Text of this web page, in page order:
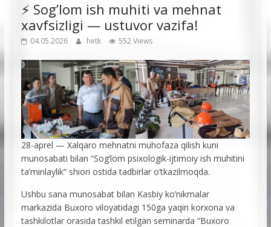
⚡️ Sog’lom ish muhiti va mehnat
xavfsizligi — ustuvor vazifa!
04.05.2026 hetk 552 Views
28-aprel — Xalqaro mehnatni muhofaza qilish kuni
munosabati bilan “Sog‘lom psixologik-ijtimoiy ish muhitini
ta’minlaylik” shiori ostida tadbirlar o‘tkazilmoqda.
Ushbu sana munosabat bilan Kasbiy ko’nikmalar
markazida Buxoro viloyatidagi 150ga yaqin korxona va
tashkilotlar orasida tashkil etilgan seminarda “Buxoro